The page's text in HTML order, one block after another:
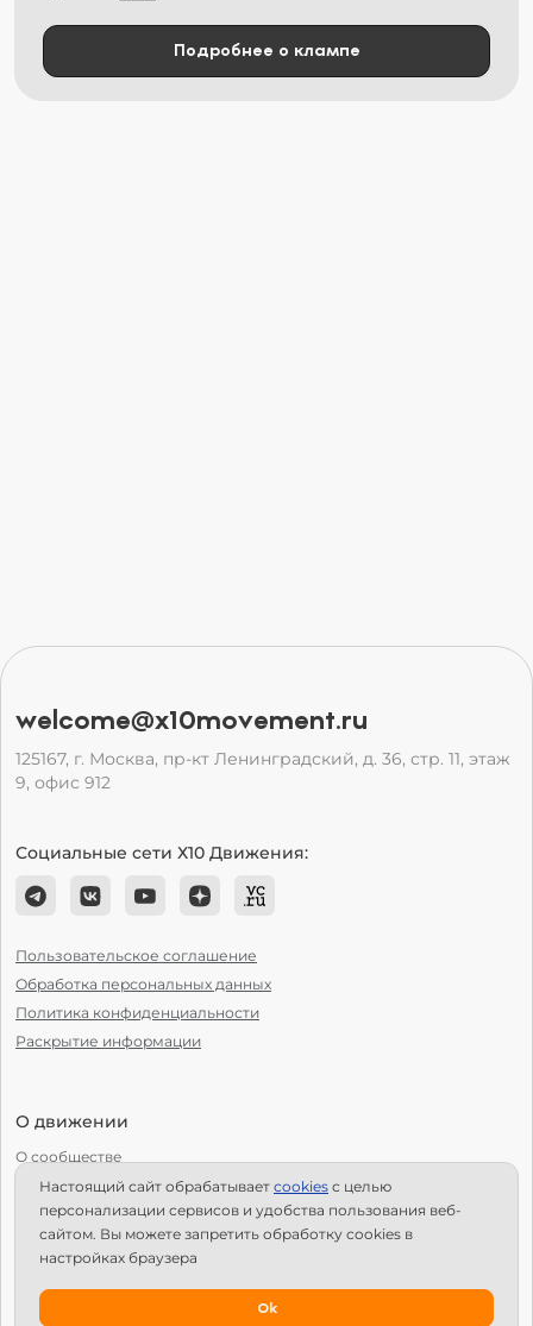
Подробнее о клампе
welcome@x10movement.ru
125167, г. Москва, пр-кт Ленинградский, д. 36, стр. 11, этаж
9, офис 912
Социальные сети Х10 Движения:
Пользовательское соглашение
Обработка персональных данных
Политика конфиденциальности
Раскрытие информации
О движении
О сообществе
С чего начать?
Структура Х10
Как стать региональным лидером?
Настоящий сайт обрабатывает сookies с целью
персонализации сервисов и удобства пользования веб-
сайтом. Вы можете запретить обработку сookies в
настройках браузера
Ok